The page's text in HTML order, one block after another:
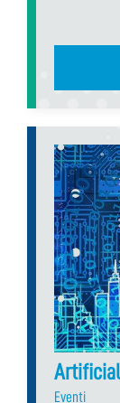
Artificial
Eventi